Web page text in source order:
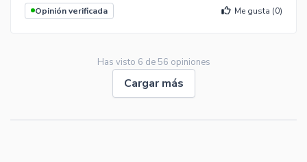
Opinión verificada Me gusta (0)
Has visto 6 de 56 opiniones
Cargar más